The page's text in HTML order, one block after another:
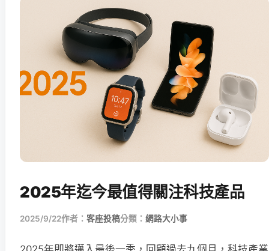
2025年迄今最值得關注科技產品
2025/9/22作者： 客座投稿分類： 網路大小事